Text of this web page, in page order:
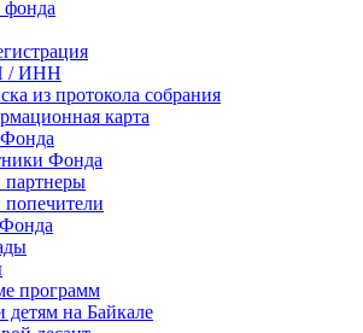
/ ИНН
из протокола собрания
карта
Фонда
программ
детям на Байкале